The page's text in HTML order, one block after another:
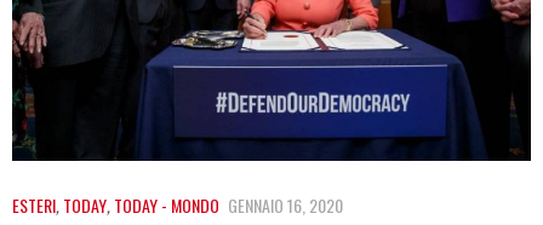
ESTERI,TODAY,TODAY - MONDO GENNAIO 16, 2020